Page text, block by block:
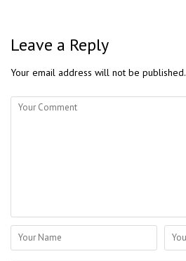
Leave a Reply
Your email address will not be published.